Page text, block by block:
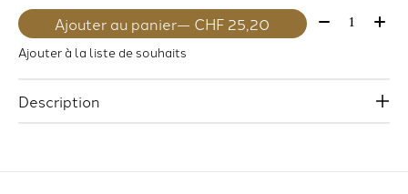
Ajouter au panier — CHF 25,20 Quantité:
Ajouter à la liste de souhaits
Description